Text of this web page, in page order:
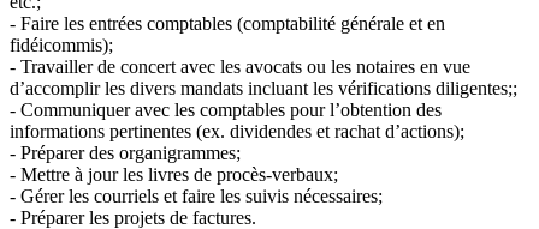
- Faire les entrées comptables (comptabilité générale et en
fidéicommis);
- Travailler de concert avec les avocats ou les notaires en vue
d’accomplir les divers mandats incluant les vérifications diligentes;;
- Communiquer avec les comptables pour l’obtention des
informations pertinentes (ex. dividendes et rachat d’actions);
- Préparer des organigrammes;
- Mettre à jour les livres de procès-verbaux;
- Gérer les courriels et faire les suivis nécessaires;
- Préparer les projets de factures.